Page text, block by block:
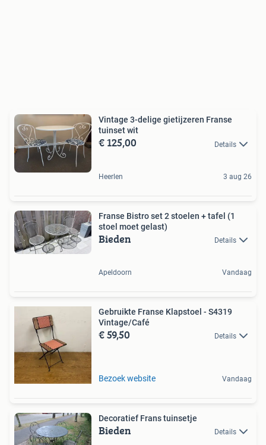
Vintage 3-delige gietijzeren Franse
tuinset wit
€ 125,00 Details
Heerlen 3 aug 26
Franse Bistro set 2 stoelen + tafel (1
stoel moet gelast)
Bieden Details
Apeldoorn Vandaag
Gebruikte Franse Klapstoel - S4319
Vintage/Café
€ 59,50 Details
Bezoek website Vandaag
Decoratief Frans tuinsetje
Bieden Details